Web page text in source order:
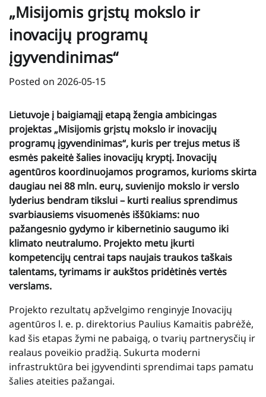
„Misijomis grįstų mokslo ir
inovacijų programų
įgyvendinimas“
Posted on 2026-05-15
Lietuvoje į baigiamąjį etapą žengia ambicingas
projektas „Misijomis grįstų mokslo ir inovacijų
programų įgyvendinimas“, kuris per trejus metus iš
esmės pakeitė šalies inovacijų kryptį. Inovacijų
agentūros koordinuojamos programos, kurioms skirta
daugiau nei 88 mln. eurų, suvienijo mokslo ir verslo
lyderius bendram tikslui – kurti realius sprendimus
svarbiausiems visuomenės iššūkiams: nuo
pažangesnio gydymo ir kibernetinio saugumo iki
klimato neutralumo. Projekto metu įkurti
kompetencijų centrai taps naujais traukos taškais
talentams, tyrimams ir aukštos pridėtinės vertės
verslams.
Projekto rezultatų apžvelgimo renginyje Inovacijų
agentūros l. e. p. direktorius Paulius Kamaitis pabrėžė,
kad šis etapas žymi ne pabaigą, o tvarių partnerysčių ir
realaus poveikio pradžią. Sukurta moderni
infrastruktūra bei įgyvendinti sprendimai taps pamatu
šalies ateities pažangai.